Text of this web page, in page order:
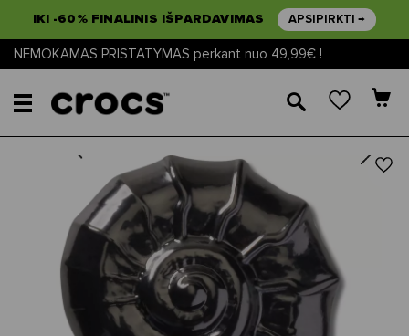
IKI -60% FINALINIS IŠPARDAVIMAS APSIPIRKTI →
NEMOKAMAS PRISTATYMAS perkant nuo 49,99€ !
🔎
Next